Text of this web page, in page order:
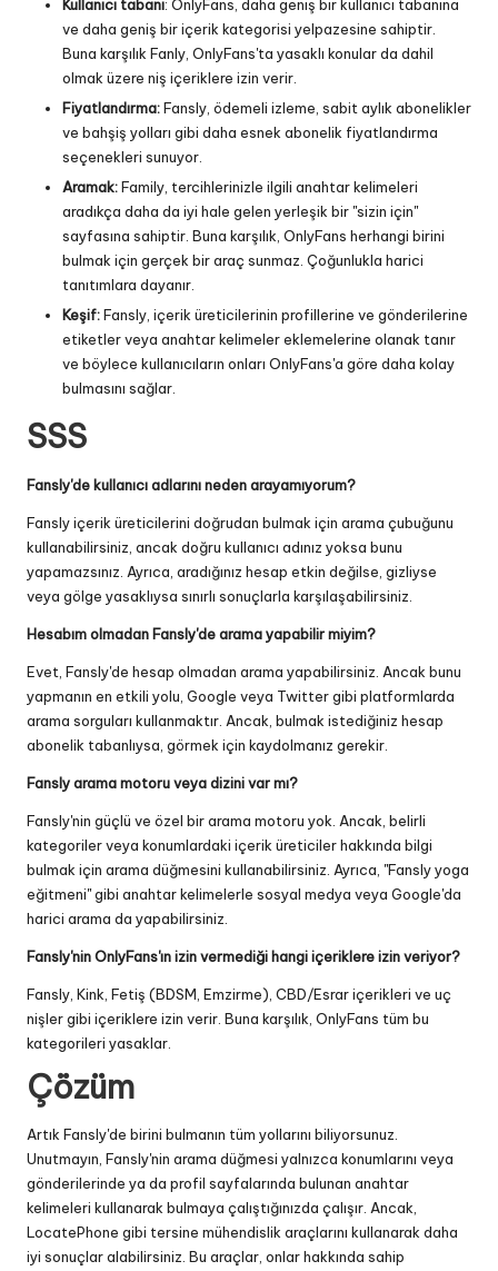
Kullanıcı tabanı: OnlyFans, daha geniş bir kullanıcı tabanına
ve daha geniş bir içerik kategorisi yelpazesine sahiptir.
Buna karşılık Fanly, OnlyFans'ta yasaklı konular da dahil
olmak üzere niş içeriklere izin verir.
Fiyatlandırma:Fansly, ödemeli izleme, sabit aylık abonelikler
ve bahşiş yolları gibi daha esnek abonelik fiyatlandırma
seçenekleri sunuyor.
Aramak:Family, tercihlerinizle ilgili anahtar kelimeleri
aradıkça daha da iyi hale gelen yerleşik bir "sizin için"
sayfasına sahiptir. Buna karşılık, OnlyFans herhangi birini
bulmak için gerçek bir araç sunmaz. Çoğunlukla harici
tanıtımlara dayanır.
Keşif:Fansly, içerik üreticilerinin profillerine ve gönderilerine
etiketler veya anahtar kelimeler eklemelerine olanak tanır
ve böylece kullanıcıların onları OnlyFans'a göre daha kolay
bulmasını sağlar.
SSS
Fansly'de kullanıcı adlarını neden arayamıyorum?
Fansly içerik üreticilerini doğrudan bulmak için arama çubuğunu
kullanabilirsiniz, ancak doğru kullanıcı adınız yoksa bunu
yapamazsınız. Ayrıca, aradığınız hesap etkin değilse, gizliyse
veya gölge yasaklıysa sınırlı sonuçlarla karşılaşabilirsiniz.
Hesabım olmadan Fansly'de arama yapabilir miyim?
Evet, Fansly'de hesap olmadan arama yapabilirsiniz. Ancak bunu
yapmanın en etkili yolu, Google veya Twitter gibi platformlarda
arama sorguları kullanmaktır. Ancak, bulmak istediğiniz hesap
abonelik tabanlıysa, görmek için kaydolmanız gerekir.
Fansly arama motoru veya dizini var mı?
Fansly'nin güçlü ve özel bir arama motoru yok. Ancak, belirli
kategoriler veya konumlardaki içerik üreticiler hakkında bilgi
bulmak için arama düğmesini kullanabilirsiniz. Ayrıca, "Fansly yoga
eğitmeni" gibi anahtar kelimelerle sosyal medya veya Google'da
harici arama da yapabilirsiniz.
Fansly'nin OnlyFans'ın izin vermediği hangi içeriklere izin veriyor?
Fansly, Kink, Fetiş (BDSM, Emzirme), CBD/Esrar içerikleri ve uç
nişler gibi içeriklere izin verir. Buna karşılık, OnlyFans tüm bu
kategorileri yasaklar.
Çözüm
Artık Fansly'de birini bulmanın tüm yollarını biliyorsunuz.
Unutmayın, Fansly'nin arama düğmesi yalnızca konumlarını veya
gönderilerinde ya da profil sayfalarında bulunan anahtar
kelimeleri kullanarak bulmaya çalıştığınızda çalışır. Ancak,
LocatePhone gibi tersine mühendislik araçlarını kullanarak daha
iyi sonuçlar alabilirsiniz. Bu araçlar, onlar hakkında sahip